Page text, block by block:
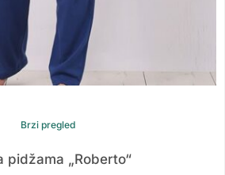
Brzi pregled
„Roberto“